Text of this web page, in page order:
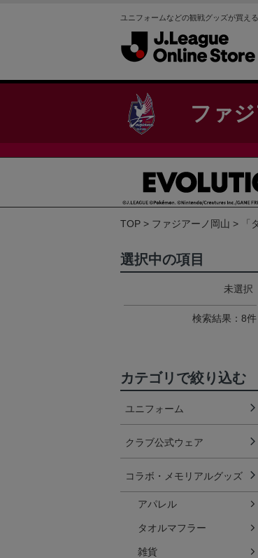
ユニフォームなどの観戦グッズが買え
ファ
TOP ファジアーノ岡山 「
選択中の項目
未選択
検索結果：8件
カテゴリで絞り込む
ユニフォーム
クラブ公式ウェア
コラボ・メモリアルグッズ
アパレル
タオルマフラー
雑貨